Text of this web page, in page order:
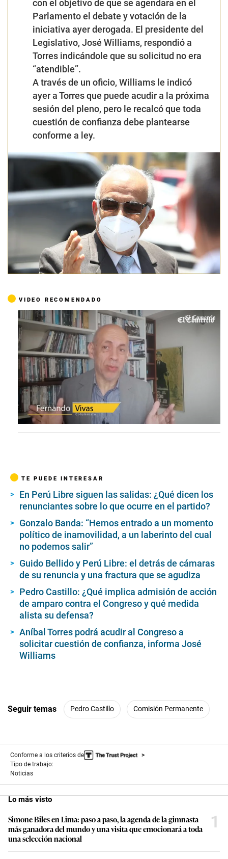
con el objetivo de que se agendara en el
Parlamento el debate y votación de la
iniciativa ayer derogada. El presidente del
Legislativo, José Williams, respondió a
Torres indicándole que su solicitud no era
“atendible”.
A través de un oficio, Williams le indicó
ayer a Torres que puede acudir a la próxima
sesión del pleno, pero le recalcó que toda
cuestión de confianza debe plantearse
conforme a ley.
VIDEO RECOMENDADO
s
d
o
7
n
u
s
s
c
o
d
TE PUEDE INTERESAR
En Perú Libre siguen las salidas: ¿Qué dicen los
renunciantes sobre lo que ocurre en el partido?
Gonzalo Banda: “Hemos entrado a un momento
político de inamovilidad, a un laberinto del cual
no podemos salir”
Guido Bellido y Perú Libre: el detrás de cámaras
de su renuncia y una fractura que se agudiza
Pedro Castillo: ¿Qué implica admisión de acción
de amparo contra el Congreso y qué medida
alista su defensa?
Aníbal Torres podrá acudir al Congreso a
solicitar cuestión de confianza, informa José
Williams
Seguir temas Pedro Castillo Comisión Permanente
Conforme a los criterios de
Tipo de trabajo:
Noticias
Lo más visto
Simone Biles en Lima: paso a paso, la agenda de la gimnasta
más ganadora del mundo y una visita que emocionará a toda
una selección nacional
1